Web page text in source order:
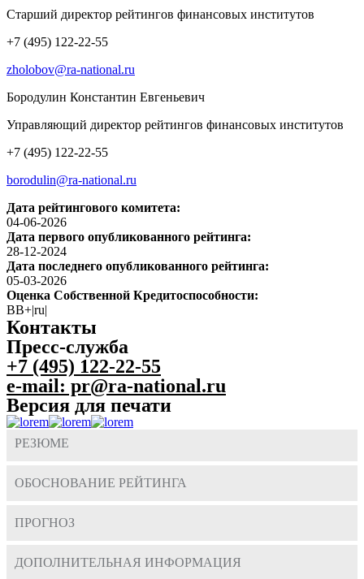
Старший директор рейтингов финансовых институтов
+7 (495) 122-22-55
zholobov@ra-national.ru
Бородулин Константин Евгеньевич
Управляющий директор рейтингов финансовых институтов
+7 (495) 122-22-55
borodulin@ra-national.ru
Дата рейтингового комитета:
04-06-2026
Дата первого опубликованного рейтинга:
28-12-2024
Дата последнего опубликованного рейтинга:
05-03-2026
Оценка Собственной Кредитоспособности:
BB+|ru|
Контакты
Пресс-служба
+7 (495) 122-22-55
e-mail: pr@ra-national.ru
Версия для печати
РЕЗЮМЕ
ОБОСНОВАНИЕ РЕЙТИНГА
ПРОГНОЗ
ДОПОЛНИТЕЛЬНАЯ ИНФОРМАЦИЯ